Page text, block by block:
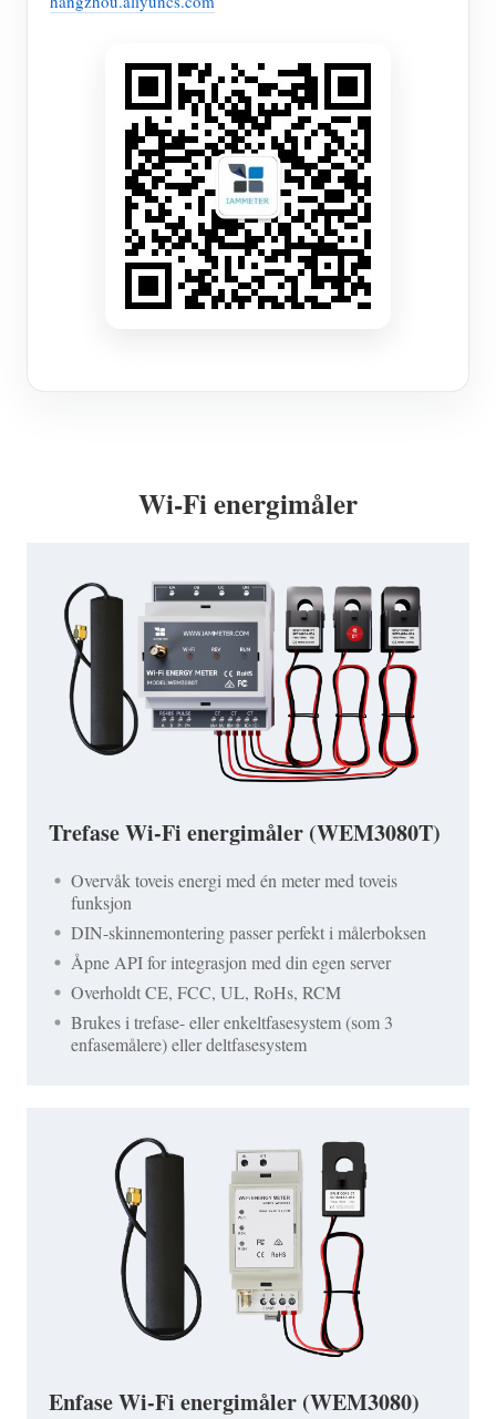
Wi-Fi energimåler
Trefase Wi-Fi energimåler (WEM3080T)
Overvåk toveis energi med én meter med toveis
funksjon
DIN-skinnemontering passer perfekt i målerboksen
Åpne API for integrasjon med din egen server
Overholdt CE, FCC, UL, RoHs, RCM
Brukes i trefase- eller enkeltfasesystem (som 3
enfasemålere) eller deltfasesystem
Enfase Wi-Fi energimåler (WEM3080)